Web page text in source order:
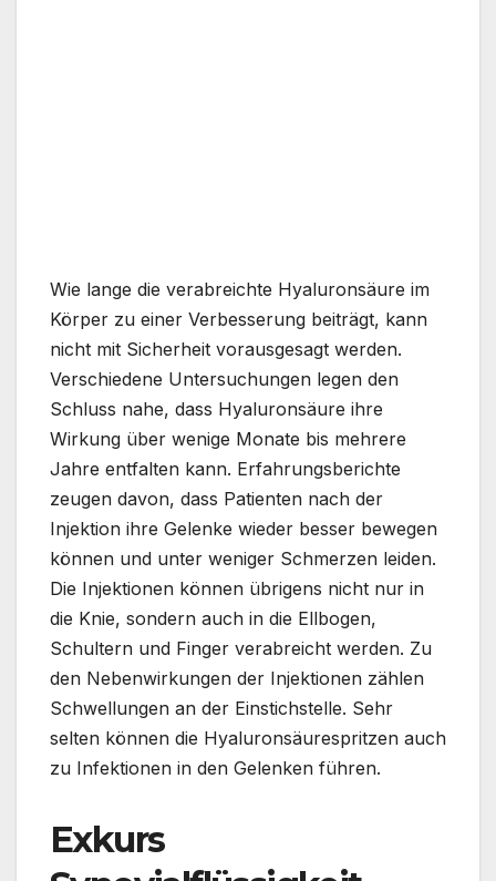
Wie lange die verabreichte Hyaluronsäure im
Körper zu einer Verbesserung beiträgt, kann
nicht mit Sicherheit vorausgesagt werden.
Verschiedene Untersuchungen legen den
Schluss nahe, dass Hyaluronsäure ihre
Wirkung über wenige Monate bis mehrere
Jahre entfalten kann. Erfahrungsberichte
zeugen davon, dass Patienten nach der
Injektion ihre Gelenke wieder besser bewegen
können und unter weniger Schmerzen leiden.
Die Injektionen können übrigens nicht nur in
die Knie, sondern auch in die Ellbogen,
Schultern und Finger verabreicht werden. Zu
den Nebenwirkungen der Injektionen zählen
Schwellungen an der Einstichstelle. Sehr
selten können die Hyaluronsäurespritzen auch
zu Infektionen in den Gelenken führen.
Exkurs